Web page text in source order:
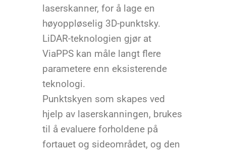
laserskanner, for å lage en
høyoppløselig 3D-punktsky.
LiDAR-teknologien gjør at
ViaPPS kan måle langt flere
parametere enn eksisterende
teknologi.
Punktskyen som skapes ved
hjelp av laserskanningen, brukes
til å evaluere forholdene på
fortauet og sideområdet, og den